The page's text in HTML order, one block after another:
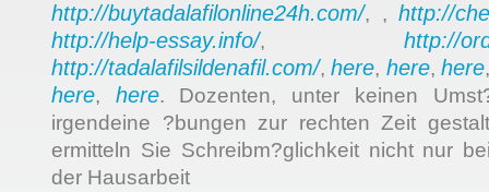
http://buytadalafilonline24h.com/, , http://
http://help-essay.info/, http://
http://tadalafilsildenafil.com/,here, here,here
here, here. Dozenten, unter keinen
irgendeine ?bungen zur rechten Zeit
ermitteln Sie Schreibm?glichkeit nicht nur
der Hausarbeit